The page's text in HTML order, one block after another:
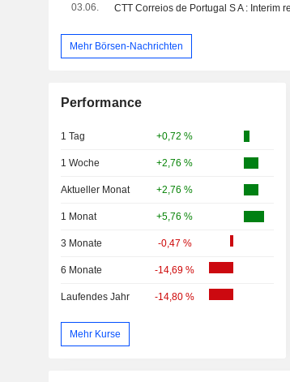
03.06.
Mehr Börsen-Nachrichten
Performance
1 Tag +0,72 %
1 Woche +2,76 %
Aktueller Monat +2,76 %
1 Monat +5,76 %
3 Monate -0,47 %
6 Monate -14,69 %
Laufendes Jahr -14,80 %
Mehr Kurse